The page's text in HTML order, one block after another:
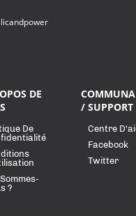
DE
De
?
/ SUPPORT
Centre
Facebook
Twitter